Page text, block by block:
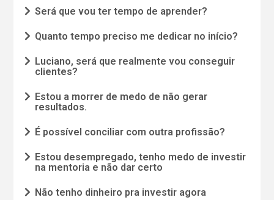
Será que vou ter tempo de aprender?
Quanto tempo preciso me dedicar no início?
Luciano, será que realmente vou conseguir
clientes?
Estou a morrer de medo de não gerar
resultados.
É possível conciliar com outra profissão?
Estou desempregado, tenho medo de investir
na mentoria e não dar certo
Não tenho dinheiro pra investir agora